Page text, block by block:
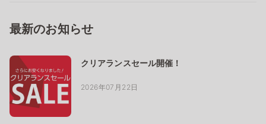
最新のお知らせ
クリアランスセール開催！
2026年07月22日